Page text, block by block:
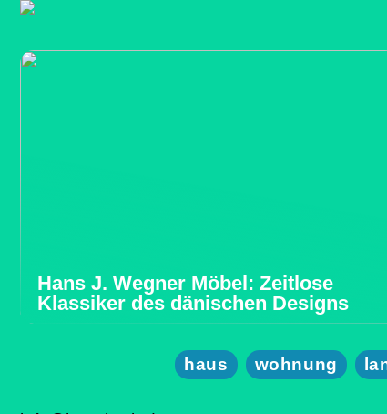
Hans J. Wegner Möbel: Zeitlose
Klassiker des dänischen Designs
haus wohnung